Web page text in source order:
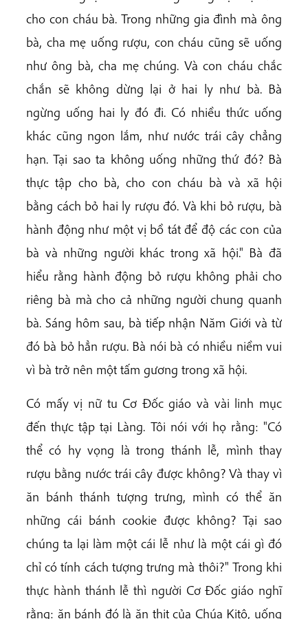
cho con cháu bà. Trong những gia đình mà ông
bà, cha mẹ uống rượu, con cháu cũng sẽ uống
như ông bà, cha mẹ chúng. Và con cháu chắc
chắn sẽ không dừng lại ở hai ly như bà. Bà
ngừng uống hai ly đó đi. Có nhiều thức uống
khác cũng ngon lắm, như nước trái cây chẳng
hạn. Tại sao ta không uống những thứ đó? Bà
thực tập cho bà, cho con cháu bà và xã hội
bằng cách bỏ hai ly rượu đó. Và khi bỏ rượu, bà
hành động như một vị bồ tát để độ các con của
bà và những người khác trong xã hội." Bà đã
hiểu rằng hành động bỏ rượu không phải cho
riêng bà mà cho cả những người chung quanh
bà. Sáng hôm sau, bà tiếp nhận Năm Giới và từ
đó bà bỏ hẳn rượu. Bà nói bà có nhiều niềm vui
vì bà trở nên một tấm gương trong xã hội.
Có mấy vị nữ tu Cơ Đốc giáo và vài linh mục
đến thực tập tại Làng. Tôi nói với họ rằng: "Có
thể có hy vọng là trong thánh lễ, mình thay
rượu bằng nước trái cây được không? Và thay vì
ăn bánh thánh tượng trưng, mình có thể ăn
những cái bánh cookie được không? Tại sao
chúng ta lại làm một cái lễ như là một cái gì đó
chỉ có tính cách tượng trưng mà thôi?" Trong khi
thực hành thánh lễ thì người Cơ Đốc giáo nghĩ
rằng: ăn bánh đó là ăn thịt của Chúa Kitô, uống